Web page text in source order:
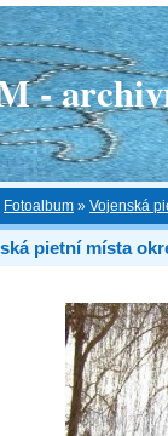
-
Fotoalbum » Vojenská
pietní místa